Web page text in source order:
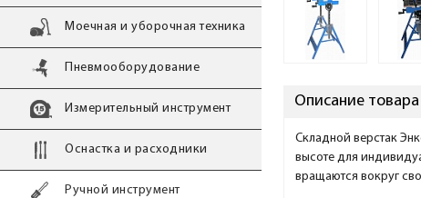
Моечная и уборочная техника
Пневмооборудование
Измерительный инструмент
Оснастка и расходники
Ручной инструмент
Описание
Складной верстак
высоте для
вращаются вокруг